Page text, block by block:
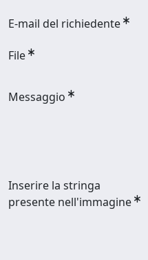
E-mail del richiedente
File
Messaggio
Inserire la stringa
presente nell'immagine